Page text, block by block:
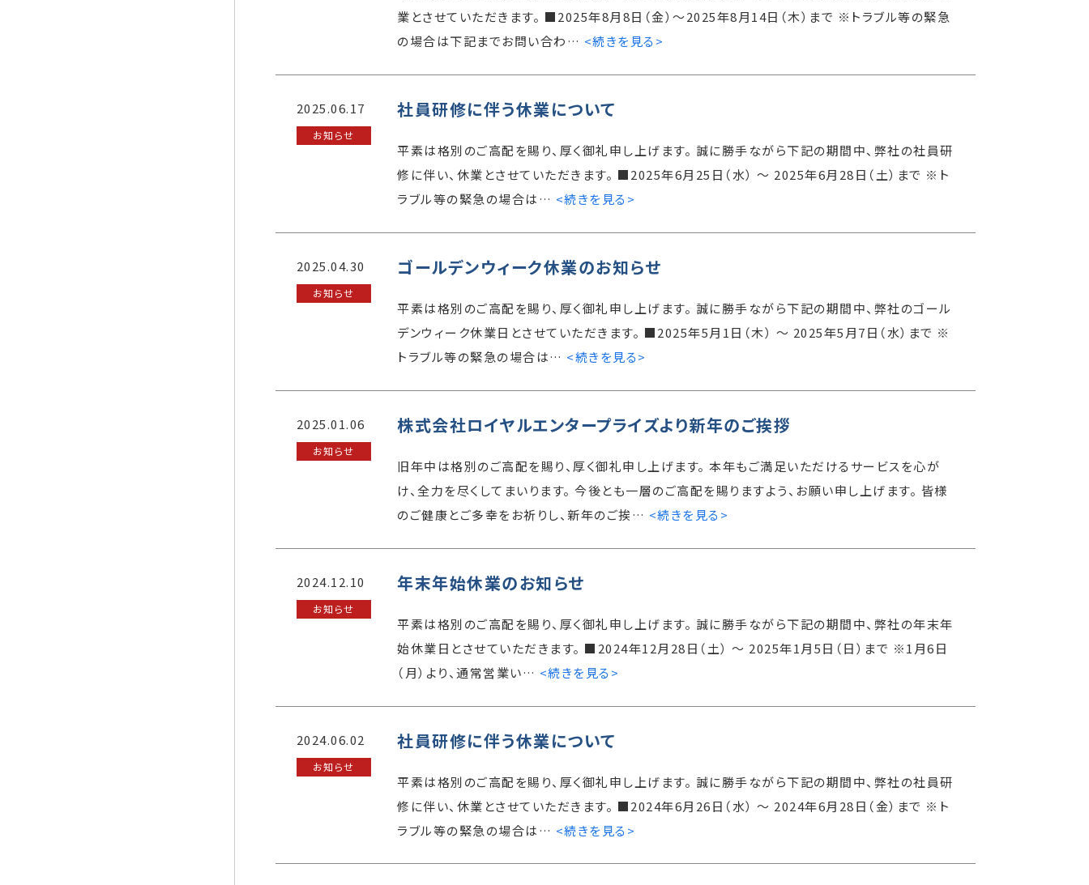
業とさせていただきます。 ■2025年8月8日（金）～2025年8月14日（木）まで ※トラブル等の緊急
の場合は下記までお問い合わ… <続きを見る>
2025.06.17
お知らせ
社員研修に伴う休業について
平素は格別のご高配を賜り、厚く御礼申し上げます。 誠に勝手ながら下記の期間中、弊社の社員研
修に伴い、休業とさせていただきます。 ■2025年6月25日（水） 〜 2025年6月28日（土）まで ※ト
ラブル等の緊急の場合は… <続きを見る>
2025.04.30
お知らせ
ゴールデンウィーク休業のお知らせ
平素は格別のご高配を賜り、厚く御礼申し上げます。 誠に勝手ながら下記の期間中、弊社のゴール
デンウィーク休業日とさせていただきます。 ■2025年5月1日（木） 〜 2025年5月7日（水）まで ※
トラブル等の緊急の場合は… <続きを見る>
2025.01.06
お知らせ
株式会社ロイヤルエンタープライズより新年のご挨拶
旧年中は格別のご高配を賜り、厚く御礼申し上げます。 本年もご満足いただけるサービスを心が
け、全力を尽くしてまいります。 今後とも一層のご高配を賜りますよう、お願い申し上げます。 皆様
のご健康とご多幸をお祈りし、新年のご挨… <続きを見る>
2024.12.10
お知らせ
年末年始休業のお知らせ
平素は格別のご高配を賜り、厚く御礼申し上げます。 誠に勝手ながら下記の期間中、弊社の年末年
始休業日とさせていただきます。 ■2024年12月28日（土） 〜 2025年1月5日（日）まで ※1月6日
（月）より、通常営業い… <続きを見る>
2024.06.02
お知らせ
社員研修に伴う休業について
平素は格別のご高配を賜り、厚く御礼申し上げます。 誠に勝手ながら下記の期間中、弊社の社員研
修に伴い、休業とさせていただきます。 ■2024年6月26日（水） 〜 2024年6月28日（金）まで ※ト
ラブル等の緊急の場合は… <続きを見る>